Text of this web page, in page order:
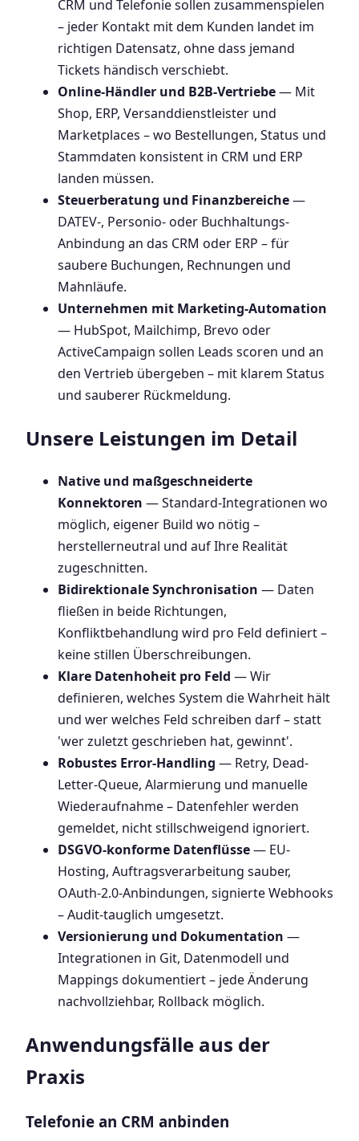
CRM und Telefonie sollen zusammenspielen
– jeder Kontakt mit dem Kunden landet im
richtigen Datensatz, ohne dass jemand
Tickets händisch verschiebt.
Online-Händler und B2B-Vertriebe— Mit
Shop, ERP, Versanddienstleister und
Marketplaces – wo Bestellungen, Status und
Stammdaten konsistent in CRM und ERP
landen müssen.
Steuerberatung und Finanzbereiche—
DATEV-, Personio- oder Buchhaltungs-
Anbindung an das CRM oder ERP – für
saubere Buchungen, Rechnungen und
Mahnläufe.
Unternehmen mit Marketing-Automation
— HubSpot, Mailchimp, Brevo oder
ActiveCampaign sollen Leads scoren und an
den Vertrieb übergeben – mit klarem Status
und sauberer Rückmeldung.
Unsere Leistungen im Detail
Native und maßgeschneiderte
Konnektoren — Standard-Integrationen wo
möglich, eigener Build wo nötig –
herstellerneutral und auf Ihre Realität
zugeschnitten.
Bidirektionale Synchronisation — Daten
fließen in beide Richtungen,
Konfliktbehandlung wird pro Feld definiert –
keine stillen Überschreibungen.
Klare Datenhoheit pro Feld — Wir
definieren, welches System die Wahrheit hält
und wer welches Feld schreiben darf – statt
'wer zuletzt geschrieben hat, gewinnt'.
Robustes Error-Handling — Retry, Dead-
Letter-Queue, Alarmierung und manuelle
Wiederaufnahme – Datenfehler werden
gemeldet, nicht stillschweigend ignoriert.
DSGVO-konforme Datenflüsse— EU-
Hosting, Auftragsverarbeitung sauber,
OAuth-2.0-Anbindungen, signierte Webhooks
– Audit-tauglich umgesetzt.
Versionierung und Dokumentation —
Integrationen in Git, Datenmodell und
Mappings dokumentiert – jede Änderung
nachvollziehbar, Rollback möglich.
Anwendungsfälle aus der
Praxis
Telefonie an CRM anbinden